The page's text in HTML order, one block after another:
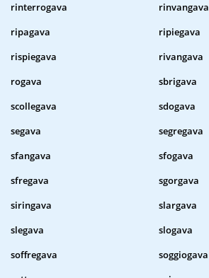
rinterrogava
rinvangava
ripagava
ripiegava
rispiegava
rivangava
rogava
sbrigava
scollegava
sdogava
segava
segregava
sfangava
sfogava
sfregava
sgorgava
siringava
slargava
slegava
slogava
soffregava
soggiogava